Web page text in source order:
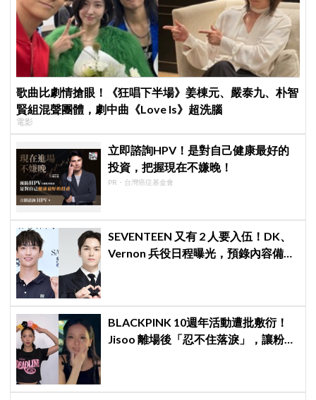
歌曲比劇情搶眼！《狂唱下半場》姜棟元、嚴泰九、朴智
賢組混聲團體，劇中曲《Love Is》超洗腦
電影
立即諮詢HPV！是對自己健康最好的
投資，把握現在不嫌晚！
PR・台灣癌症基金會
SEVENTEEN 又有 2 人要入伍！DK、
Vernon 兵役日程曝光，預錄內容備齊
BLACKPINK 10週年活動遭批敷衍！
Jisoo 離場後「忍不住落淚」，讓粉絲